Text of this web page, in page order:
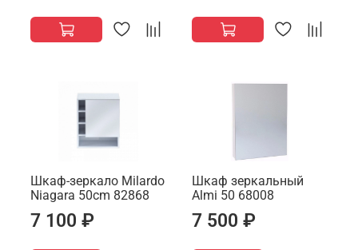
Шкаф-зеркало Milardo
Niagara 50cm 82868
7 100 ₽
Шкаф зеркальный
Almi 50 68008
7 500 ₽